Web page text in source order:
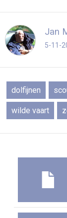
Jan
5-11-
dolfijnen
wilde vaart